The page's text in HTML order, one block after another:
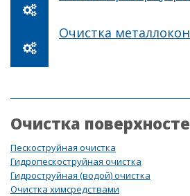
Очистка
Очистка
Пескоструйная очистка
Гидропескоструйная очистка
Гидроструйная (водой) очистка
Очистка химсредствами